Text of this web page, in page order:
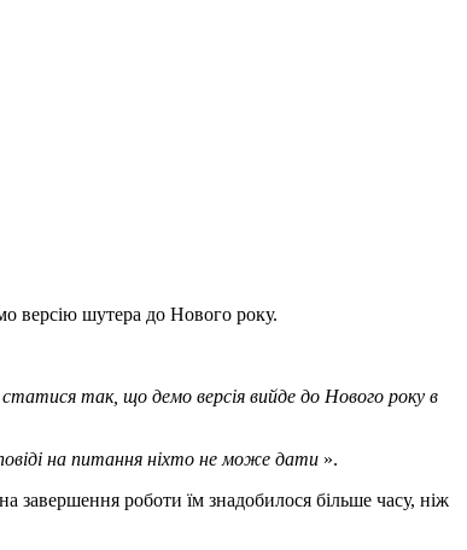
версію шутера до Нового року.
так, що демо версія вийде до Нового року в
на питання ніхто не може дати ».
завершення роботи їм знадобилося більше часу, ніж